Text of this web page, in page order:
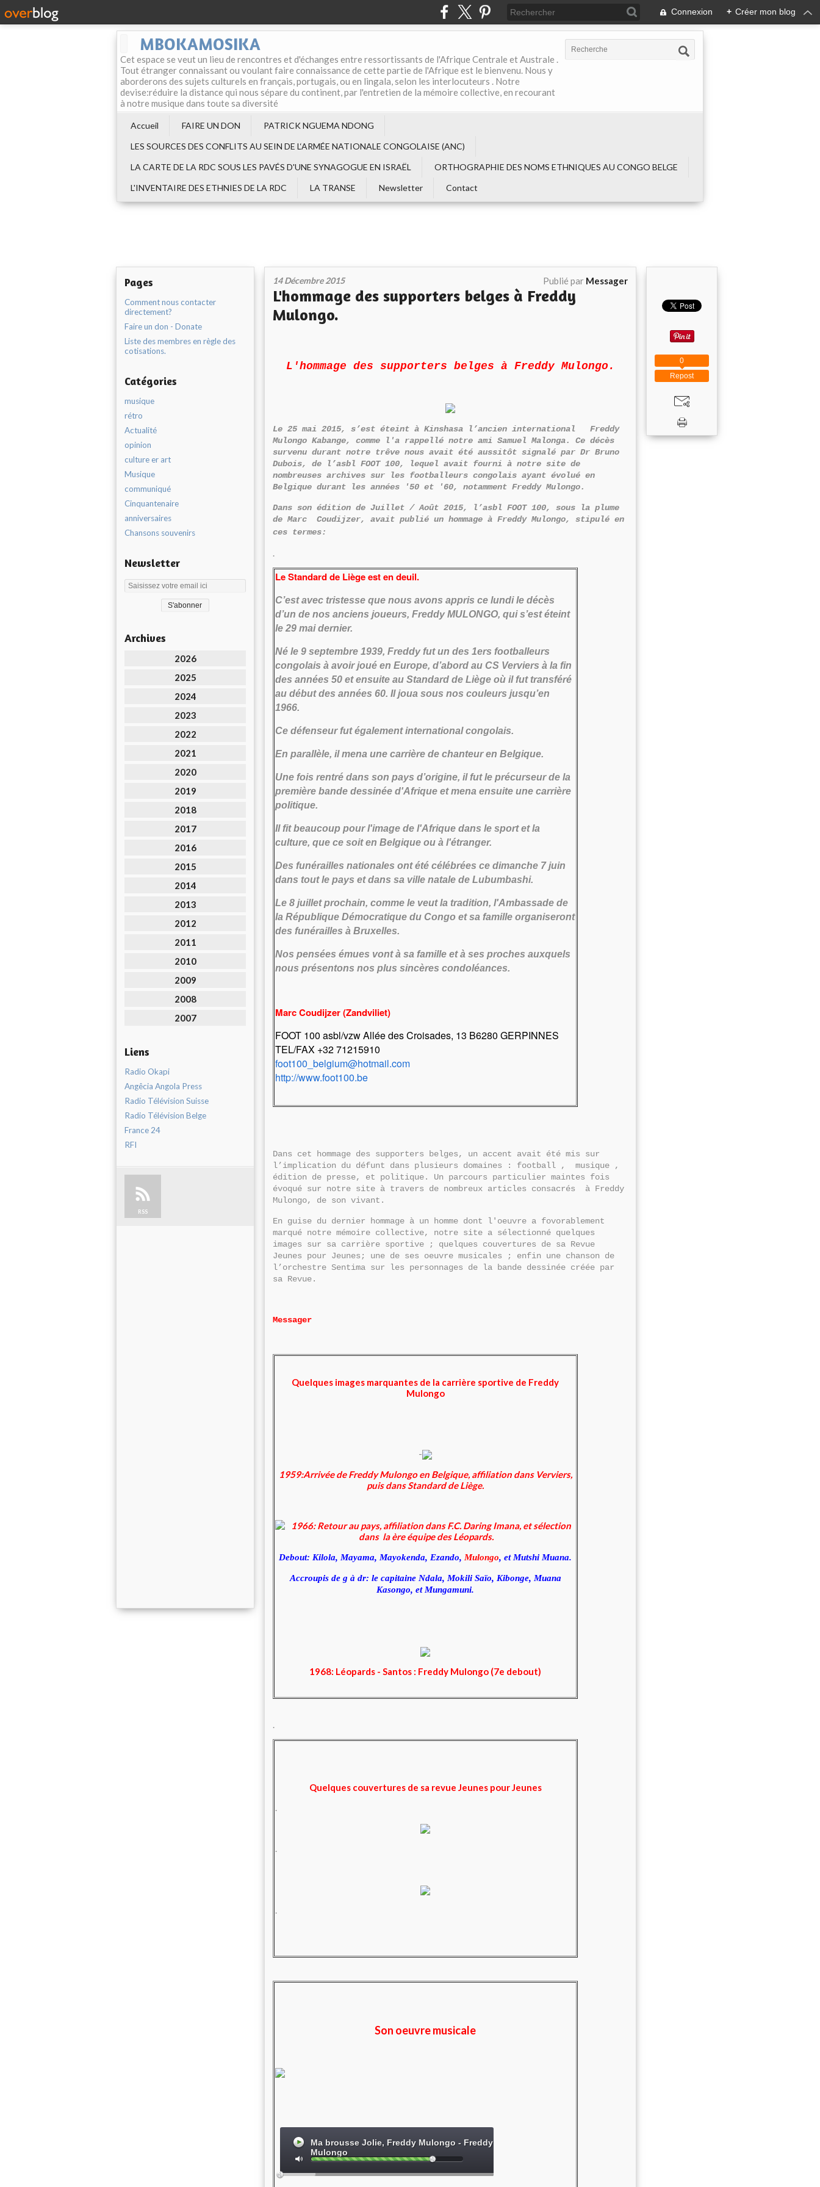
Connexion + Créer mon blog
MBOKAMOSIKA
Cet espace se veut un lieu de rencontres et d'échanges entre ressortissants de l'Afrique Centrale et Australe .
Tout étranger connaissant ou voulant faire connaissance de cette partie de l'Afrique est le bienvenu. Nous y
aborderons des sujets culturels en français, portugais, ou en lingala, selon les interlocuteurs . Notre
devise:réduire la distance qui nous sépare du continent, par l'entretien de la mémoire collective, en recourant
à notre musique dans toute sa diversité
Accueil FAIRE UN DON
PATRICK NGUEMA NDONG
LES SOURCES DES CONFLITS AU SEIN DE L‘ARMÉE NATIONALE CONGOLAISE (ANC)
LA CARTE DE LA RDC SOUS LES PAVÉS D'UNE SYNAGOGUE EN ISRAËL
ORTHOGRAPHIE DES NOMS ETHNIQUES AU CONGO BELGE
L'INVENTAIRE DES ETHNIES DE LA RDC
LA TRANSE Newsletter Contact
Pages
Comment nous contacter
directement?
Faire un don - Donate
Liste des membres en règle des
cotisations.
Catégories
musique
rétro
Actualité
opinion
culture er art
Musique
communiqué
Cinquantenaire
anniversaires
Chansons souvenirs
Newsletter
Archives
2026
2025
2024
2023
2022
2021
2020
2019
2018
2017
2016
2015
2014
2013
2012
2011
2010
2009
2008
2007
Liens
Radio Okapi
Angêcia Angola Press
Radio Télévision Suisse
Radio Télévision Belge
France 24
RFI
RSS
14 Décembre 2015 Publié par Messager
L'hommage des supporters belges à Freddy
Mulongo.
L'hommage des supporters belges à Freddy Mulongo.
Le 25 mai 2015, s’est éteint à Kinshasa l’ancien international Freddy
Mulongo Kabange, comme l'a rappellé notre ami Samuel Malonga. Ce décès
survenu durant notre trêve nous avait été aussitôt signalé par Dr Bruno
Dubois, de l’asbl FOOT 100, lequel avait fourni à notre site de
nombreuses archives sur les footballeurs congolais ayant évolué en
Belgique durant les années '50 et '60, notamment Freddy Mulongo.
Dans son édition de Juillet / Août 2015, l’asbl FOOT 100, sous la plume
de Marc Coudijzer, avait publié un hommage à Freddy Mulongo, stipulé en
ces termes:
.
Le Standard de Liège est en deuil.
C’est avec tristesse que nous avons appris ce lundi le décès
d’un de nos anciens joueurs, Freddy MULONGO, qui s’est éteint
le 29 mai dernier.
Né le 9 septembre 1939, Freddy fut un des 1ers footballeurs
congolais à avoir joué en Europe, d’abord au CS Verviers à la fin
des années 50 et ensuite au Standard de Liège où il fut transféré
au début des années 60. Il joua sous nos couleurs jusqu’en
1966.
Ce défenseur fut également international congolais.
En parallèle, il mena une carrière de chanteur en Belgique.
Une fois rentré dans son pays d’origine, il fut le précurseur de la
première bande dessinée d'Afrique et mena ensuite une carrière
politique.
Il fit beaucoup pour l'image de l'Afrique dans le sport et la
culture, que ce soit en Belgique ou à l'étranger.
Des funérailles nationales ont été célébrées ce dimanche 7 juin
dans tout le pays et dans sa ville natale de Lubumbashi.
Le 8 juillet prochain, comme le veut la tradition, l'Ambassade de
la République Démocratique du Congo et sa famille organiseront
des funérailles à Bruxelles.
Nos pensées émues vont à sa famille et à ses proches auxquels
nous présentons nos plus sincères condoléances.
Marc Coudijzer (Zandviliet)
FOOT 100 asbl/vzw Allée des Croisades, 13 B6280 GERPINNES
TEL/FAX +32 71215910
foot100_belgium@hotmail.com
http://www.foot100.be
Dans cet hommage des supporters belges, un accent avait été mis sur
l’implication du défunt dans plusieurs domaines : football , musique ,
édition de presse, et politique. Un parcours particulier maintes fois
évoqué sur notre site à travers de nombreux articles consacrés à Freddy
Mulongo, de son vivant.
En guise du dernier hommage à un homme dont l'oeuvre a fovorablement
marqué notre mémoire collective, notre site a sélectionné quelques
images sur sa carrière sportive ; quelques couvertures de sa Revue
Jeunes pour Jeunes; une de ses oeuvre musicales ; enfin une chanson de
l’orchestre Sentima sur les personnages de la bande dessinée créée par
sa Revue.
Messager
Quelques images marquantes de la carrière sportive de Freddy
Mulongo
-
1959:Arrivée de Freddy Mulongo en Belgique, affiliation dans Verviers,
puis dans Standard de Liège.
1966: Retour au pays, affiliation dans F.C. Daring Imana, et sélection
dans la ère équipe des Léopards.
Debout: Kilola, Mayama, Mayokenda, Ezando, Mulongo, et Mutshi Muana.
Accroupis de g à dr: le capitaine Ndala, Mokili Saïo, Kibonge, Muana
Kasongo, et Mungamuni.
1968: Léopards - Santos : Freddy Mulongo (7e debout)
.
Quelques couvertures de sa revue Jeunes pour Jeunes
.
.
.
Son oeuvre musicale
Repost
0